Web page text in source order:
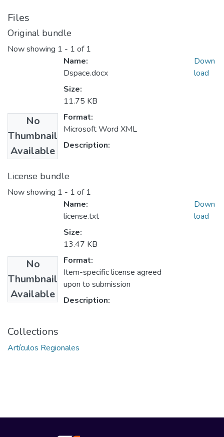
Files
Original bundle
Now showing 1 - 1 of 1
No
Thumbnail
Available
Name:
Dspace.docx
Size:
11.75 KB
Format:
Microsoft Word XML
Description:
Down
load
License bundle
Now showing 1 - 1 of 1
No
Thumbnail
Available
Name:
license.txt
Size:
13.47 KB
Format:
Item-specific license agreed
upon to submission
Description:
Down
load
Collections
Artículos Regionales